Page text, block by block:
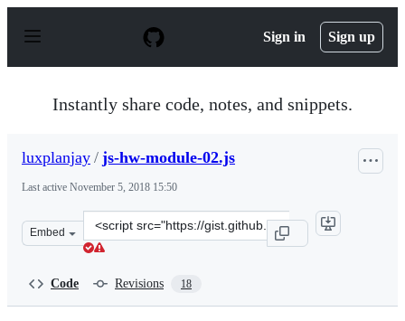
p
Sign in Sign up
Instantly share code, notes, and snippets.
luxplanjay / js-hw-module-02.js
Last active November 5, 2018 15:50
Embed
Clone
this
Code Revisions 18